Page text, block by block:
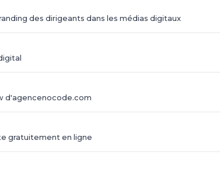
des dirigeants dans les médias digitaux
d'agencenocode.com
gratuitement en ligne